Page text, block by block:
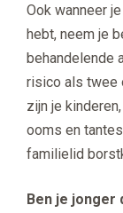
Ook wanneer
hebt, neem je
behandelende
risico als twee
zijn je
ooms en
familielid
Ben je jonger